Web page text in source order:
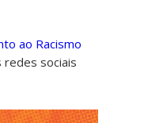
ao Racismo
redes sociais